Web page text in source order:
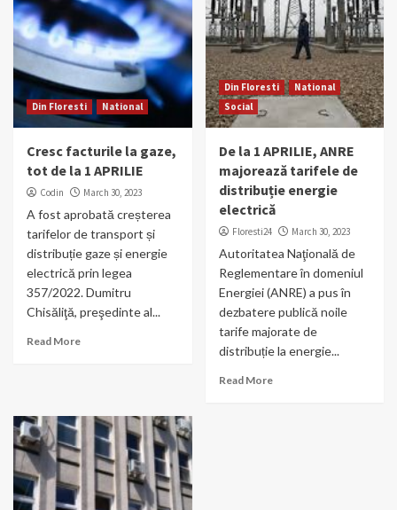
Din Floresti National
Cresc facturile la gaze,
tot de la 1 APRILIE
Codin March 30, 2023
A fost aprobată creșterea
tarifelor de transport și
distribuție gaze și energie
electrică prin legea
357/2022. Dumitru
Chisăliţă, preşedinte al...
Read More
Din Floresti
National
Social
De la 1 APRILIE, ANRE
majorează tarifele de
distribuție energie
electrică
Floresti24 March 30, 2023
Autoritatea Naţională de
Reglementare în domeniul
Energiei (ANRE) a pus în
dezbatere publică noile
tarife majorate de
distribuție la energie...
Read More